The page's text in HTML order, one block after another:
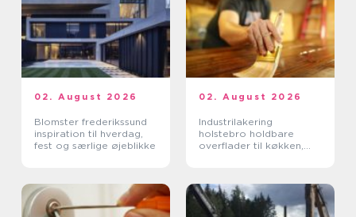
02. August 2026
Blomster frederikssund
inspiration til hverdag,
fest og særlige øjeblikke
02. August 2026
Industrilakering
holstebro holdbare
overflader til køkken,